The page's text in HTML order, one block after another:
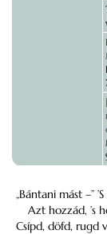
„Bántani mást –”
Azt hozzád, ’s
Csípd, döfd, rugd